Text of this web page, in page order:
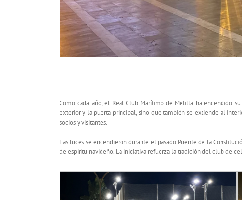
Como cada año, el Real Club Marítimo de Melilla ha encendido
exterior y la puerta principal, sino que también se extiende al
socios y visitantes.
Las luces se encendieron durante el pasado Puente de la
de espíritu navideño. La iniciativa refuerza la tradición del club de